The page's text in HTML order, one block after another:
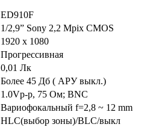
ED910F
1/2,9” Sony 2,2 Mpix CMOS
1920 х 1080
Прогрессивная
0,01 Лк
Более 45 Дб ( АРУ выкл.)
1.0Vp-p, 75 Ом; BNC
Вариофокальный f=2,8 ~ 12 mm
HLC(выбор зоны)/BLC/выкл